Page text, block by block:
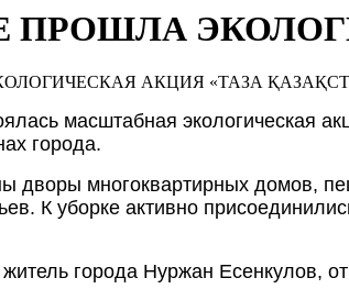
масштабная экологическая
города.
дворы многоквартирных домов,
К уборке активно
города Нуржан Есенкулов,